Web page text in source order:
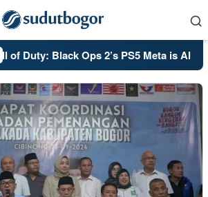
Black Ops 2’s PS5 Meta is Already